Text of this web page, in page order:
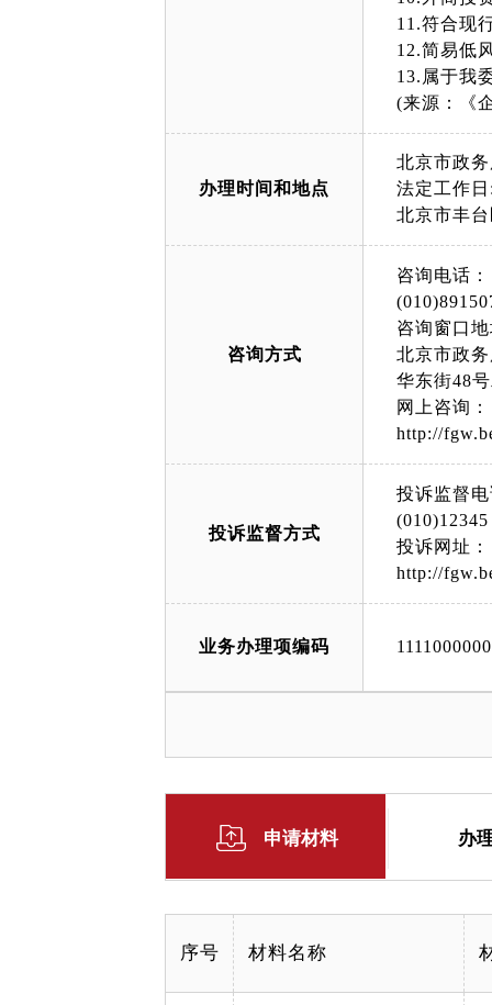
11.符合现
12.简易低
13.属于我
(来源：《
办理时间和地点
北京市政
法定工作
北京市丰
咨询方式
咨询电话：
咨询窗口
北京市政
华东街48
网上咨询：
http://
投诉监督方式
投诉监督
(010)12345
投诉网址：
http://
业务办理项编码
申请材料 办
序号 材料名称